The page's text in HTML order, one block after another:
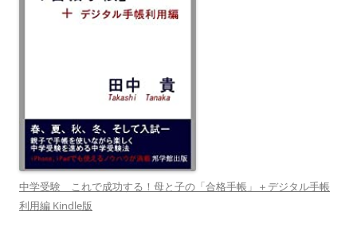
中学受験 これで成功する！母と子の「合格手帳」＋デジタル手帳
利用編 Kindle版